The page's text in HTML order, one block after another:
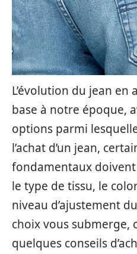
L’évolution du jean
base à notre époque,
options parmi
l’achat d’un jean,
fondamentaux
le type de tissu, le
niveau d’ajustement
choix vous submerge,
quelques conseils